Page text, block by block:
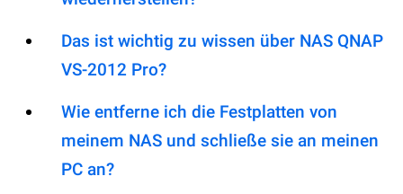
Das ist wichtig zu wissen über NAS QNAP
VS-2012 Pro?
Wie entferne ich die Festplatten von
meinem NAS und schließe sie an meinen
PC an?